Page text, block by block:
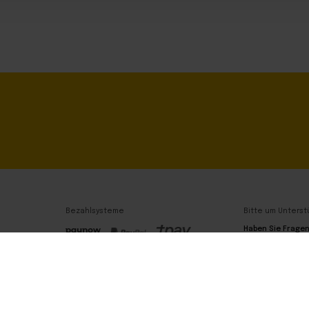
Bezahlsysteme Bitte um
Haben Sie